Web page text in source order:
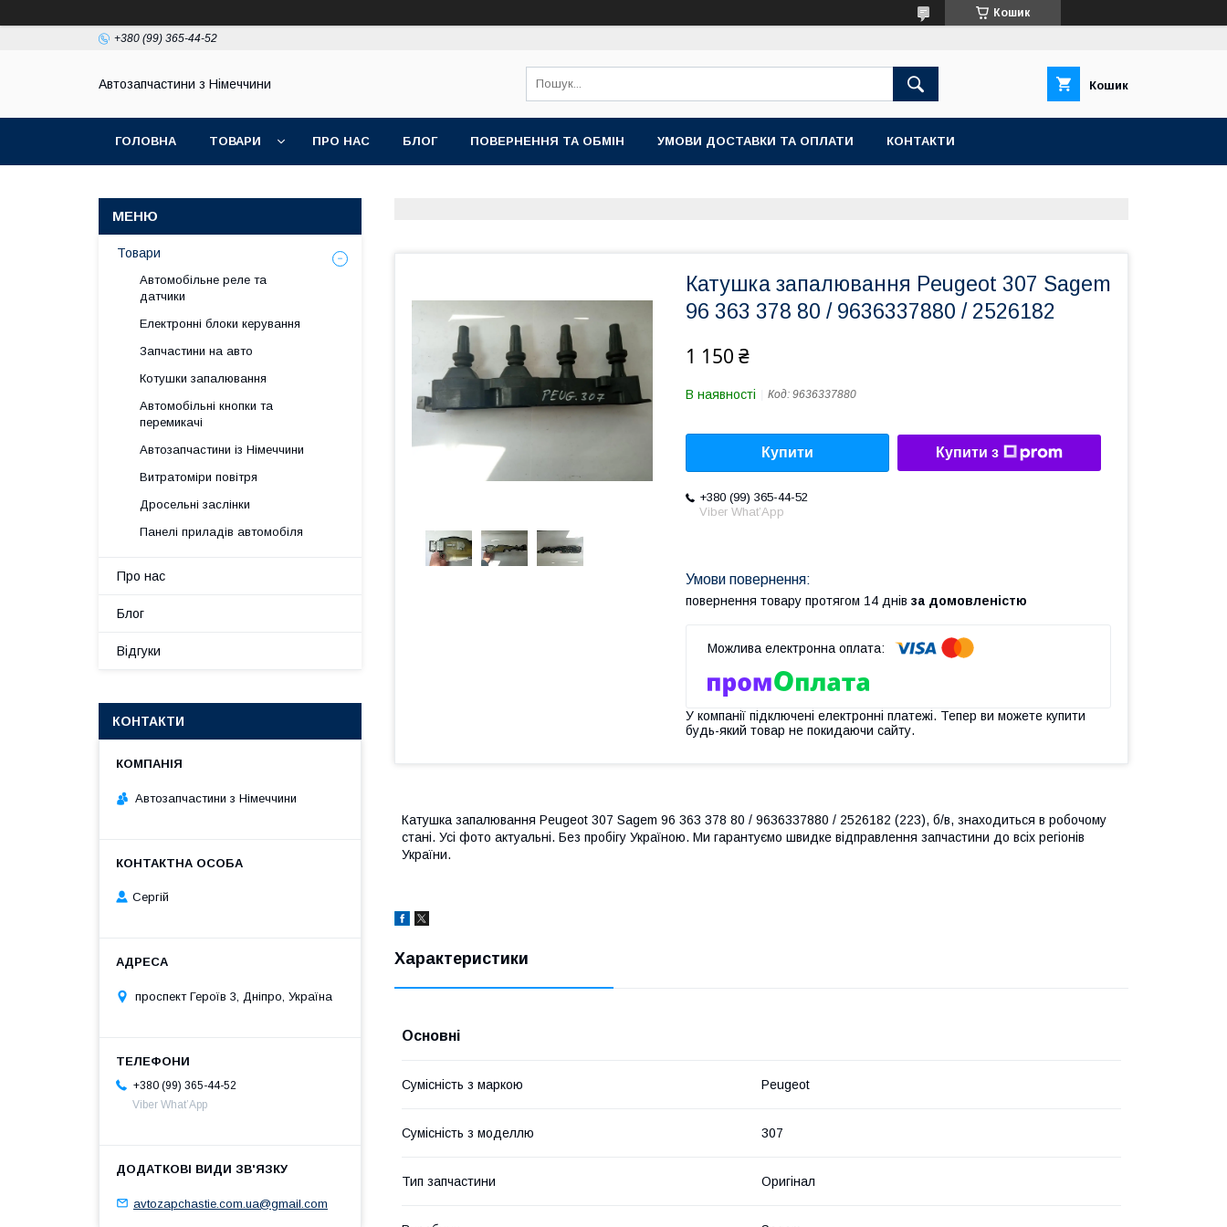
Кошик
+380 (99) 365-44-52
Автозапчастини з Німеччини Кошик
ГОЛОВНА ТОВАРИ ПРО НАС БЛОГ ПОВЕРНЕННЯ ТА ОБМІН УМОВИ ДОСТАВКИ ТА ОПЛАТИ КОНТАКТИ
Катушка запалювання Peugeot 307 Sagem
96 363 378 80 / 9636337880 / 2526182
1 150 ₴
В наявності Код: 9636337880
Купити Купити з
+380 (99) 365-44-52
Viber What’App
повернення товару протягом 14 днів за домовленістю
У компанії підключені електронні платежі. Тепер ви можете купити
будь-який товар не покидаючи сайту.
Катушка запалювання Peugeot 307 Sagem 96 363 378 80 / 9636337880 / 2526182 (223), б/в, знаходиться в робочому
стані. Усі фото актуальні. Без пробігу Україною. Ми гарантуємо швидке відправлення запчастини до всіх регіонів
України.
Характеристики
Основні
Сумісність з маркою Peugeot
Сумісність з моделлю 307
Тип запчастини Оригінал
Товари
Автомобільне реле та
датчики
Електронні блоки керування
Запчастини на авто
Котушки запалювання
Автомобільні кнопки та
перемикачі
Автозапчастини із Німеччини
Витратоміри повітря
Дросельні заслінки
Панелі приладів автомобіля
Про нас
Блог
Відгуки
КОНТАКТИ
Автозапчастини з Німеччини
Сергій
проспект Героїв 3, Дніпро, Україна
+380 (99) 365-44-52
Viber What’App
avtozapchastie.com.ua@gmail.com